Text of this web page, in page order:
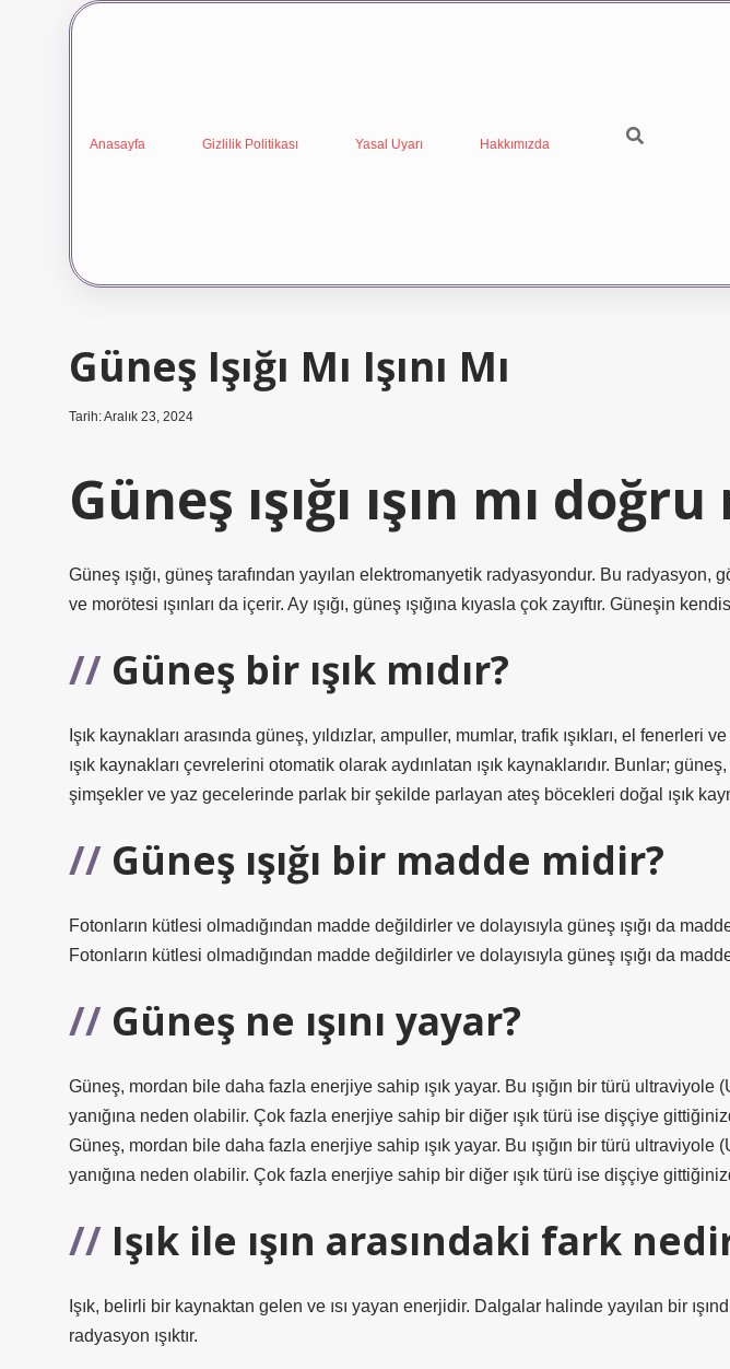
Anasayfa Gizlilik Politikası Yasal Uyarı Hakkımızda
Güneş Işığı Mı Işını Mı
Tarih: Aralık 23, 2024
Güneş ışığı ışın mı
Güneş ışığı, güneş tarafından yayılan elektromanyetik radyasyondur. Bu radyasyon,
ve morötesi ışınları da içerir. Ay ışığı, güneş ışığına kıyasla çok zayıftır. Güneşin
Güneş bir ışık mıdır?
Işık kaynakları arasında güneş, yıldızlar, ampuller, mumlar, trafik ışıkları, el fenerleri
ışık kaynakları çevrelerini otomatik olarak aydınlatan ışık kaynaklarıdır. Bunlar;
şimşekler ve yaz gecelerinde parlak bir şekilde parlayan ateş böcekleri doğal ışık
Güneş ışığı bir madde midir?
Fotonların kütlesi olmadığından madde değildirler ve dolayısıyla güneş ışığı da
Fotonların kütlesi olmadığından madde değildirler ve dolayısıyla güneş ışığı da
Güneş ne ışını yayar?
Güneş, mordan bile daha fazla enerjiye sahip ışık yayar. Bu ışığın bir türü ultraviyole
yanığına neden olabilir. Çok fazla enerjiye sahip bir diğer ışık türü ise dişçiye
Güneş, mordan bile daha fazla enerjiye sahip ışık yayar. Bu ışığın bir türü ultraviyole
yanığına neden olabilir. Çok fazla enerjiye sahip bir diğer ışık türü ise dişçiye
Işık ile ışın arasındaki fark
Işık, belirli bir kaynaktan gelen ve ısı yayan enerjidir. Dalgalar halinde yayılan bir
radyasyon ışıktır.